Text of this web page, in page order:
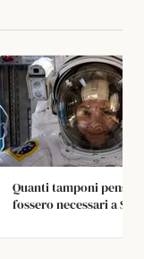
Quanti tamponi
fossero necessari a